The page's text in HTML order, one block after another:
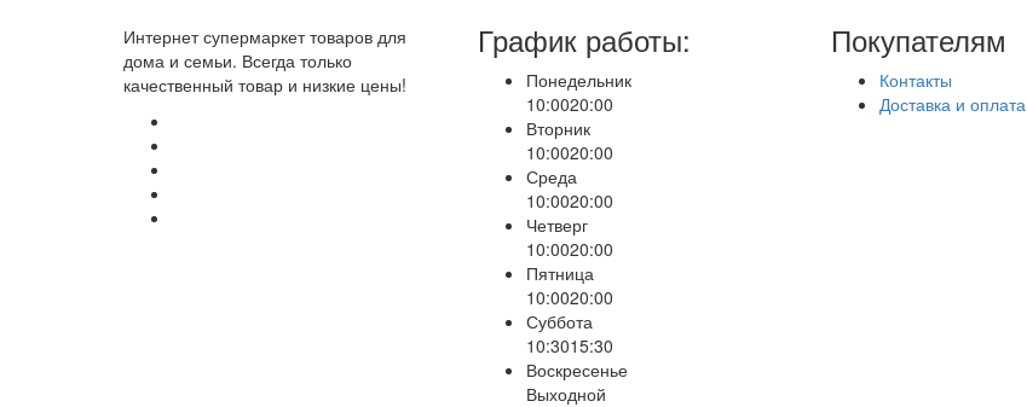
Интернет супермаркет товаров для
дома и семьи. Всегда только
качественный товар и низкие цены!
График работы:
Понедельник
10:0020:00
Вторник
10:0020:00
Среда
10:0020:00
Четверг
10:0020:00
Пятница
10:0020:00
Суббота
10:3015:30
Воскресенье
Выходной
Покупателям
Контакты
Доставка и оплата